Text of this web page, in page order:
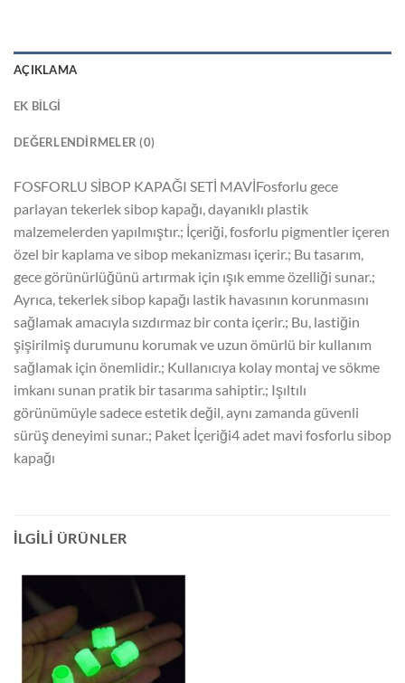
AÇIKLAMA
EK BILGI
DEĞERLENDIRMELER (0)
FOSFORLU SİBOP KAPAĞI SETİ MAVİFosforlu gece
parlayan tekerlek sibop kapağı, dayanıklı plastik
malzemelerden yapılmıştır.; İçeriği, fosforlu pigmentler içeren
özel bir kaplama ve sibop mekanizması içerir.; Bu tasarım,
gece görünürlüğünü artırmak için ışık emme özelliği sunar.;
Ayrıca, tekerlek sibop kapağı lastik havasının korunmasını
sağlamak amacıyla sızdırmaz bir conta içerir.; Bu, lastiğin
şişirilmiş durumunu korumak ve uzun ömürlü bir kullanım
sağlamak için önemlidir.; Kullanıcıya kolay montaj ve sökme
imkanı sunan pratik bir tasarıma sahiptir.; Işıltılı
görünümüyle sadece estetik değil, aynı zamanda güvenli
sürüş deneyimi sunar.; Paket İçeriği4 adet mavi fosforlu sibop
kapağı
İLGILI ÜRÜNLER